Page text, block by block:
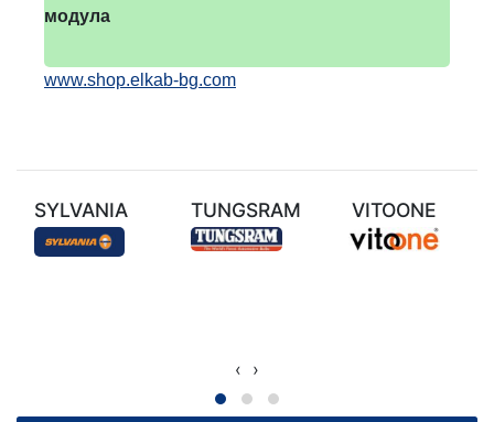
модула
www.shop.elkab-bg.com
SYLVANIA TUNGSRAM VITOONE
‹ ›